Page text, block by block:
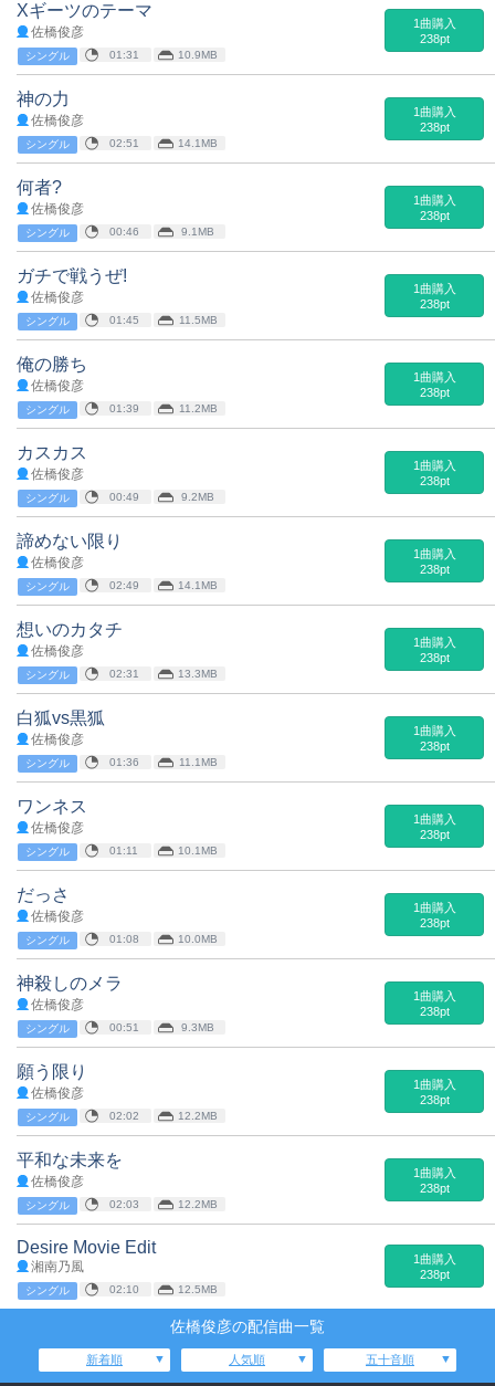
Xギーツのテーマ
佐橋俊彦
シングル 01:31 10.9MB
1曲購入
238pt
神の力
佐橋俊彦
シングル 02:51 14.1MB
1曲購入
238pt
何者?
佐橋俊彦
シングル 00:46 9.1MB
1曲購入
238pt
ガチで戦うぜ!
佐橋俊彦
シングル 01:45 11.5MB
1曲購入
238pt
俺の勝ち
佐橋俊彦
シングル 01:39 11.2MB
1曲購入
238pt
カスカス
佐橋俊彦
シングル 00:49 9.2MB
1曲購入
238pt
諦めない限り
佐橋俊彦
シングル 02:49 14.1MB
1曲購入
238pt
想いのカタチ
佐橋俊彦
シングル 02:31 13.3MB
1曲購入
238pt
白狐vs黒狐
佐橋俊彦
シングル 01:36 11.1MB
1曲購入
238pt
ワンネス
佐橋俊彦
シングル 01:11 10.1MB
1曲購入
238pt
だっさ
佐橋俊彦
シングル 01:08 10.0MB
1曲購入
238pt
神殺しのメラ
佐橋俊彦
シングル 00:51 9.3MB
1曲購入
238pt
願う限り
佐橋俊彦
シングル 02:02 12.2MB
1曲購入
238pt
平和な未来を
佐橋俊彦
シングル 02:03 12.2MB
1曲購入
238pt
Desire Movie Edit
湘南乃風
シングル 02:10 12.5MB
1曲購入
238pt
佐橋俊彦の配信曲一覧
新着順 人気順 五十音順